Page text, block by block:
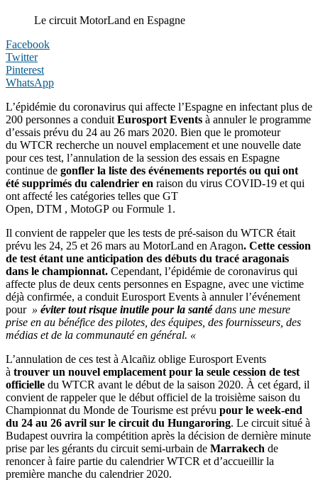
Le circuit MotorLand en Espagne
Facebook
Twitter
Pinterest
WhatsApp
L’épidémie du coronavirus qui affecte l’Espagne en infectant plus de
200 personnes a conduit Eurosport Events à annuler le programme
d’essais prévu du 24 au 26 mars 2020. Bien que le promoteur
du WTCR recherche un nouvel emplacement et une nouvelle date
pour ces test, l’annulation de la session des essais en Espagne
continue de gonfler la liste des événements reportés ou qui ont
été supprimés du calendrier en raison du virus COVID-19 et qui
ont affecté les catégories telles que GT
Open, DTM , MotoGP ou Formule 1.
Il convient de rappeler que les tests de pré-saison du WTCR était
prévu les 24, 25 et 26 mars au MotorLand en Aragon. Cette cession
de test étant une anticipation des débuts du tracé aragonais
dans le championnat. Cependant, l’épidémie de coronavirus qui
affecte plus de deux cents personnes en Espagne, avec une victime
déjà confirmée, a conduit Eurosport Events à annuler l’événement
pour » éviter tout risque inutile pour la santédans une mesure
prise en au bénéfice des pilotes, des équipes, des fournisseurs, des
médias et de la communauté en général. «
L’annulation de ces test à Alcañiz oblige Eurosport Events
à trouver un nouvel emplacement pour la seule cession de test
officielle du WTCR avant le début de la saison 2020. À cet égard, il
convient de rappeler que le début officiel de la troisième saison du
Championnat du Monde de Tourisme est prévu pour le week-end
du 24 au 26 avril sur le circuit du Hungaroring. Le circuit situé à
Budapest ouvrira la compétition après la décision de dernière minute
prise par les gérants du circuit semi-urbain de Marrakech de
renoncer à faire partie du calendrier WTCR et d’accueillir la
première manche du calendrier 2020.